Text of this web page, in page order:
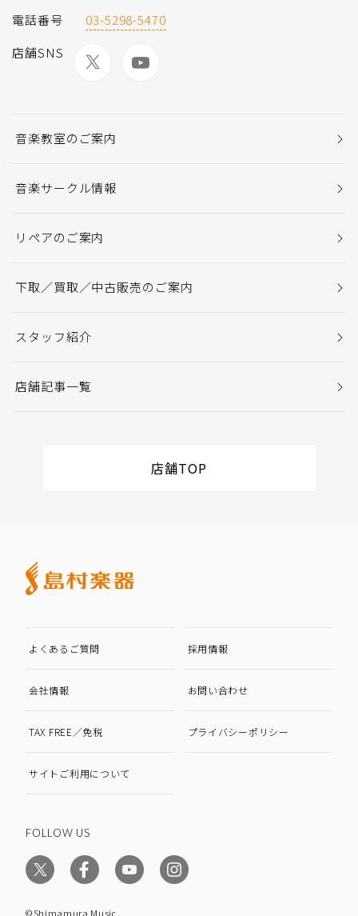
電話番号
03-5298-5470
店舗SNS
音楽教室のご案内
音楽サークル情報
リペアのご案内
下取／買取／中古販売のご案内
スタッフ紹介
店舗記事一覧
店舗TOP
よくあるご質問 採用情報
会社情報 お問い合わせ
TAX FREE／免税 プライバシーポリシー
サイトご利用について
FOLLOW US
©Shimamura Music